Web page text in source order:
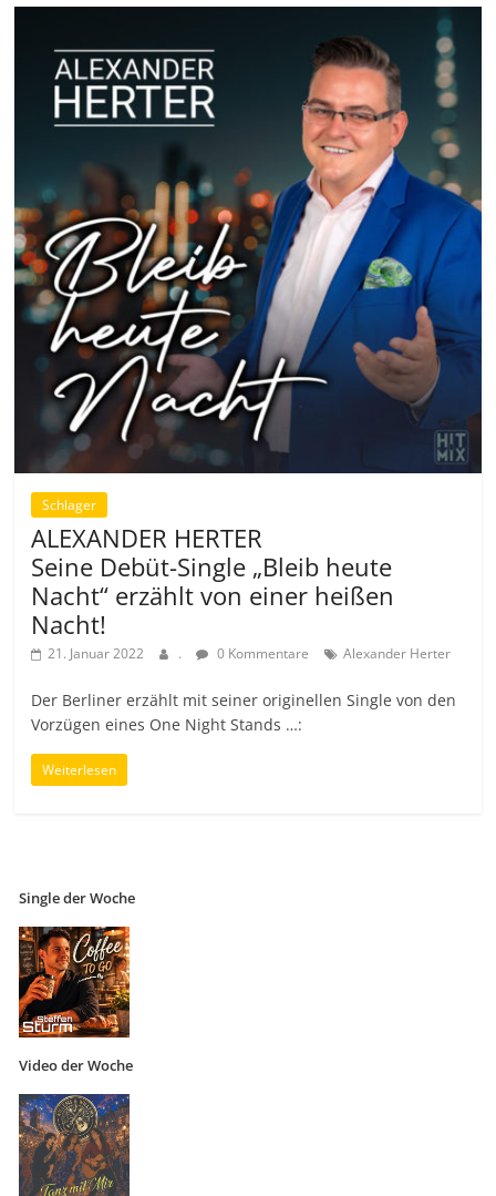
Schlager
ALEXANDER HERTER
Seine Debüt-Single „Bleib heute
Nacht“ erzählt von einer heißen
Nacht!
21. Januar 2022 . 0 Kommentare Alexander Herter
Der Berliner erzählt mit seiner originellen Single von den
Vorzügen eines One Night Stands …:
Weiterlesen
Single der Woche
Video der Woche